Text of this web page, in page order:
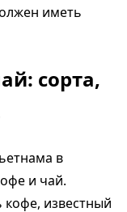
иметь
сорта,
в
и чай.
известный